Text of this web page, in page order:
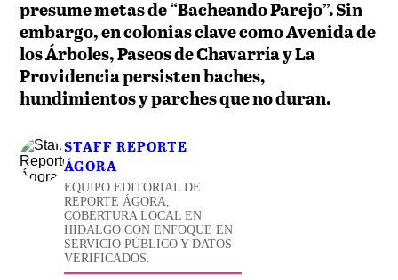
presume metas de “Bacheando Parejo”. Sin
embargo, en colonias clave como Avenida de
los Árboles, Paseos de Chavarría y La
Providencia persisten baches,
hundimientos y parches que no duran.
STAFF REPORTE
ÁGORA
EQUIPO EDITORIAL DE
REPORTE ÁGORA,
COBERTURA LOCAL EN
HIDALGO CON ENFOQUE EN
SERVICIO PÚBLICO Y DATOS
VERIFICADOS.